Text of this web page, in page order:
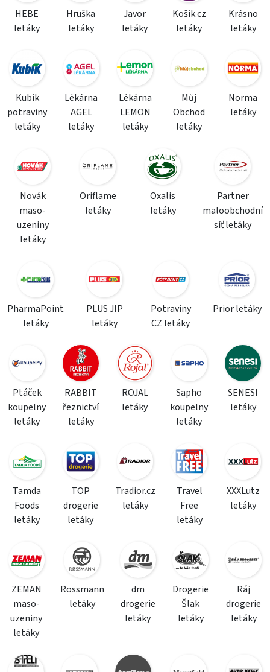
HEBE
letáky
Hruška
letáky
Javor
letáky
Košík.cz
letáky
Krásno
letáky
Kubík
potraviny
letáky
Lékárna
AGEL
letáky
Lékárna
LEMON
letáky
Můj
Obchod
letáky
Norma
letáky
Novák
maso-
uzeniny
letáky
Oriflame
letáky
Oxalis
letáky
Partner
maloobchodní
síť letáky
PharmaPoint
letáky
PLUS JIP
letáky
Potraviny
CZ letáky
Prior letáky
Ptáček
koupelny
letáky
RABBIT
řeznictví
letáky
ROJAL
letáky
Sapho
koupelny
letáky
SENESI
letáky
Tamda
Foods
letáky
TOP
drogerie
letáky
Tradior.cz
letáky
Travel
Free
letáky
XXXLutz
letáky
ZEMAN
maso-
uzeniny
letáky
Rossmann
letáky
dm
drogerie
letáky
Drogerie
Šlak
letáky
Ráj
drogerie
letáky